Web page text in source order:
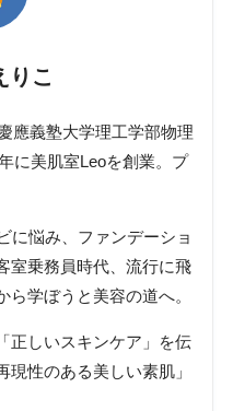
りこ
應義塾大学理工学部物理
に美肌室Leoを創業。プ
に悩み、ファンデーショ
室乗務員時代、流行に飛
学ぼうと美容の道へ。
正しいスキンケア」を伝
現性のある美しい素肌」